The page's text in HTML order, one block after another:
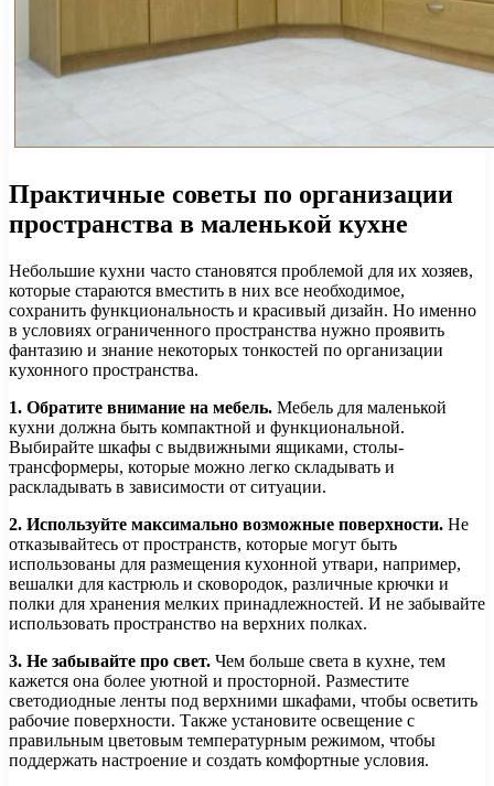
Практичные советы по организации
пространства в маленькой кухне
Небольшие кухни часто становятся проблемой для их хозяев,
которые стараются вместить в них все необходимое,
сохранить функциональность и красивый дизайн. Но именно
в условиях ограниченного пространства нужно проявить
фантазию и знание некоторых тонкостей по организации
кухонного пространства.
1. Обратите внимание на мебель. Мебель для маленькой
кухни должна быть компактной и функциональной.
Выбирайте шкафы с выдвижными ящиками, столы-
трансформеры, которые можно легко складывать и
раскладывать в зависимости от ситуации.
2. Используйте максимально возможные поверхности. Не
отказывайтесь от пространств, которые могут быть
использованы для размещения кухонной утвари, например,
вешалки для кастрюль и сковородок, различные крючки и
полки для хранения мелких принадлежностей. И не забывайте
использовать пространство на верхних полках.
3. Не забывайте про свет. Чем больше света в кухне, тем
кажется она более уютной и просторной. Разместите
светодиодные ленты под верхними шкафами, чтобы осветить
рабочие поверхности. Также установите освещение с
правильным цветовым температурным режимом, чтобы
поддержать настроение и создать комфортные условия.